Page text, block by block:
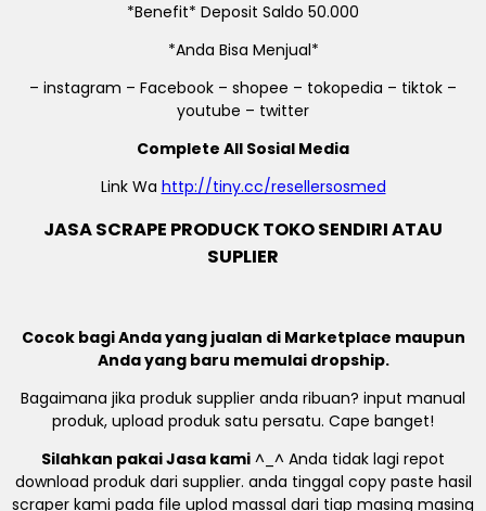
*Benefit* Deposit Saldo 50.000
*Anda Bisa Menjual*
– instagram – Facebook – shopee – tokopedia – tiktok –
youtube – twitter
Complete All Sosial Media
Link Wa http://tiny.cc/resellersosmed
JASA SCRAPE PRODUCK TOKO SENDIRI ATAU
SUPLIER
Cocok bagi Anda yang jualan di Marketplace maupun
Anda yang baru memulai dropship.
Bagaimana jika produk supplier anda ribuan? input manual
produk, upload produk satu persatu. Cape banget!
Silahkan pakai Jasa kami ^_^ Anda tidak lagi repot
download produk dari supplier. anda tinggal copy paste hasil
scraper kami pada file uplod massal dari tiap masing masing